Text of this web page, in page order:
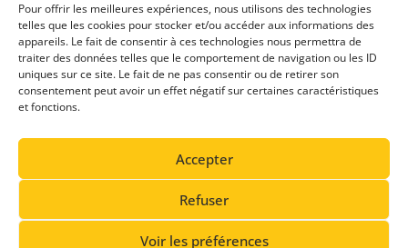
Pour offrir les meilleures expériences, nous utilisons des technologies
telles que les cookies pour stocker et/ou accéder aux informations des
appareils. Le fait de consentir à ces technologies nous permettra de
traiter des données telles que le comportement de navigation ou les ID
uniques sur ce site. Le fait de ne pas consentir ou de retirer son
consentement peut avoir un effet négatif sur certaines caractéristiques
et fonctions.
Accepter
Refuser
Voir les préférences
En partenariat avec